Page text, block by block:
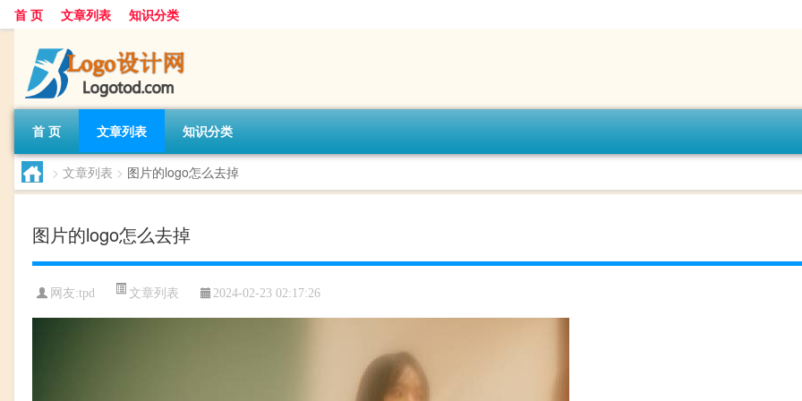
首 页 文章列表 知识分类
首 页 文章列表 知识分类
> 文章列表 > 图片的logo怎么去掉
图片的logo怎么去掉
网友:tpd 文章列表 2024-02-23 02:17:26